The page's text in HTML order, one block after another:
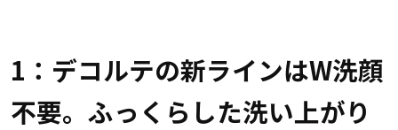
1：デコルテの新ラインはW洗顔
不要。ふっくらした洗い上がり